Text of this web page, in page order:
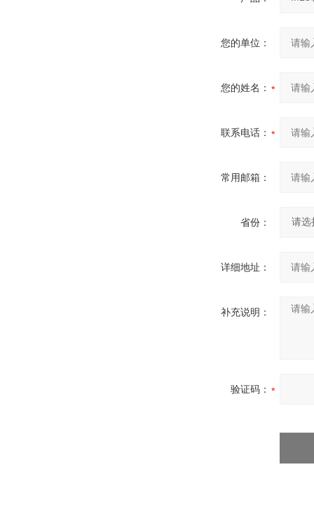
您的单位：
您的姓名：
联系电话：
常用邮箱：
省份：
详细地址：
补充说明：
验证码：